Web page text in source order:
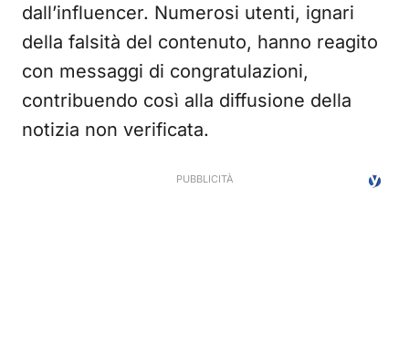
dall’influencer. Numerosi utenti, ignari
della falsità del contenuto, hanno reagito
con messaggi di congratulazioni,
contribuendo così alla diffusione della
notizia non verificata.